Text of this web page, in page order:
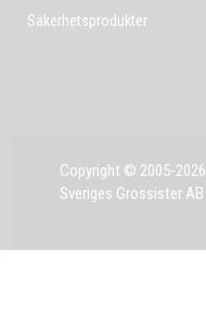
Säkerhetsprodukter
Copyright © 2005-2026
Sveriges Grossister AB